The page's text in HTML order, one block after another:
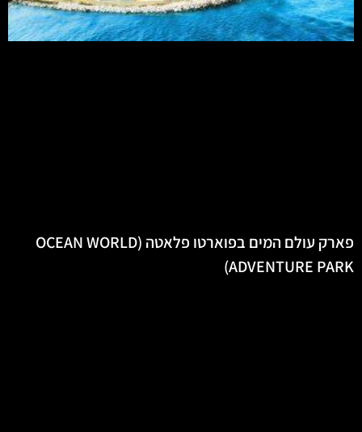
פארק עולם המים בפוארטו פלאטה (OCEAN WORLD
ADVENTURE PARK)